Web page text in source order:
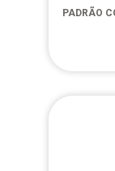
PADRÃO